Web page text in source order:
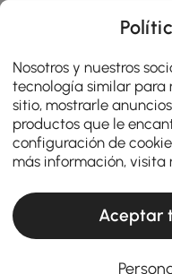
Nosotros y nuestros
tecnología similar para
sitio, mostrarle
productos que le
configuración de
más información, visita
Aceptar